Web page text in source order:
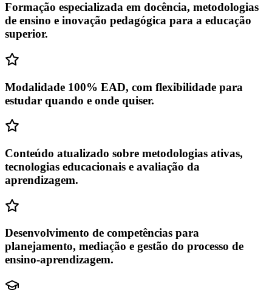
Formação especializada em docência, metodologias
de ensino e inovação pedagógica para a educação
superior.
Modalidade 100% EAD, com flexibilidade para
estudar quando e onde quiser.
Conteúdo atualizado sobre metodologias ativas,
tecnologias educacionais e avaliação da
aprendizagem.
Desenvolvimento de competências para
planejamento, mediação e gestão do processo de
ensino-aprendizagem.